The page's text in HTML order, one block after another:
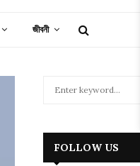
জীবনী
FOLLOW US